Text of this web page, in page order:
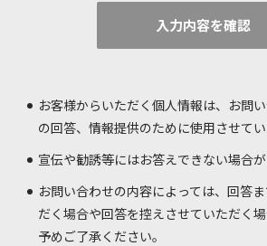
入力内容を確認
お客様からいただく個人情報は、お問
の回答、情報提供のために使用させてい
宣伝や勧誘等にはお答えできない場合が
お問い合わせの内容によっては、回答
だく場合や回答を控えさせていただく場
予めご了承ください。